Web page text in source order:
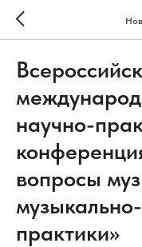
научно-
вопросы
практики»